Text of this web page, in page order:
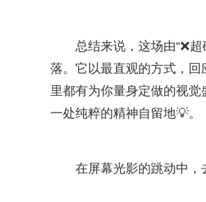
总结来说，这场由“❌
落。它以最直观的方式，
里都有为你量身定做的视
一处纯粹的精神自留地💡。
在屏幕光影的跳动中，